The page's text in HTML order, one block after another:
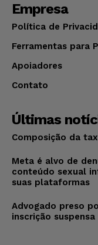
Empresa
Política de
Ferramentas para
Apoiadores
Contato
Últimas
Composição da
Meta é alvo de
conteúdo sexual
suas plataformas
Advogado preso
inscrição suspensa